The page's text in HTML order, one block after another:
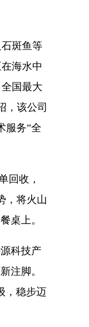
斑鱼等
海水中
国最大
，该公司
服务”全
回收，
，将火山
桌上。
科技产
注脚。
，稳步迈